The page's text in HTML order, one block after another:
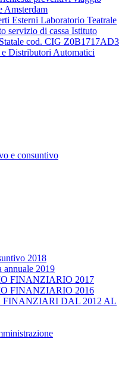
Amsterdam
Esterni Laboratorio Teatrale
servizio di cassa Istituto
cod. CIG Z0B1717AD3
Distributori Automatici
e consuntivo
2018
annuale 2019
FINANZIARIO 2017
FINANZIARIO 2016
FINANZIARI DAL 2012 AL